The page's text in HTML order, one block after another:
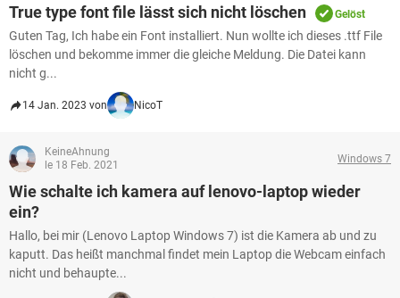
FACEBOOK HARDWARE
True type font file lässt sich nicht löschen Gelöst
Guten Tag, Ich habe ein Font installiert. Nun wollte ich dieses .ttf File
löschen und bekomme immer die gleiche Meldung. Die Datei kann
nicht g...
14 Jan. 2023 von NicoT
KeineAhnung
le 18 Feb. 2021
Windows 7
Wie schalte ich kamera auf lenovo-laptop wieder
ein?
Hallo, bei mir (Lenovo Laptop Windows 7) ist die Kamera ab und zu
kaputt. Das heißt manchmal findet mein Laptop die Webcam einfach
nicht und behaupte...